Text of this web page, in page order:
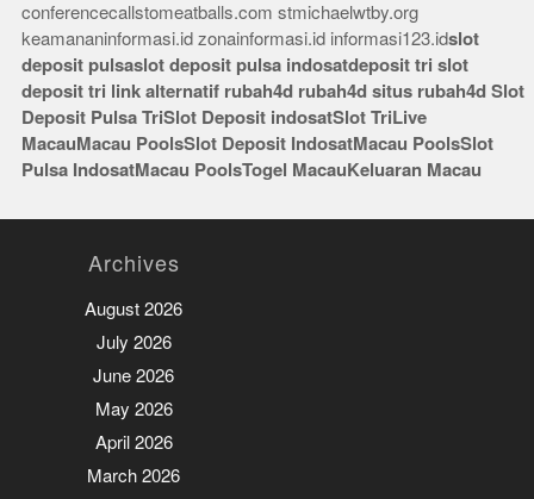
conferencecallstomeatballs.com stmichaelwtby.org
keamananinformasi.id zonainformasi.id informasi123.idslot
deposit pulsaslot deposit pulsa indosatdeposit tri slot
deposit tri link alternatif rubah4d rubah4d situs rubah4d Slot
Deposit Pulsa TriSlot Deposit indosatSlot TriLive
MacauMacau PoolsSlot Deposit IndosatMacau PoolsSlot
Pulsa IndosatMacau PoolsTogel MacauKeluaran Macau
Archives
August 2026
July 2026
June 2026
May 2026
April 2026
March 2026